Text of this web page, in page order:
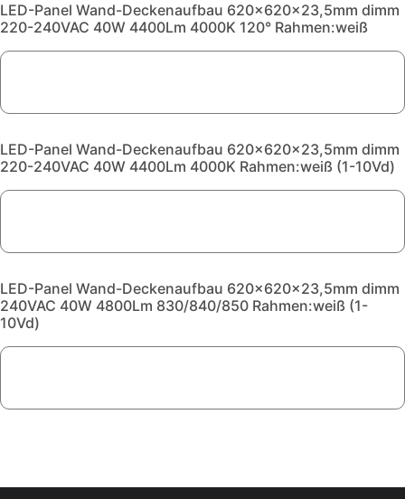
LED-Panel Wand-Deckenaufbau 620x620x23,5mm dimm
220-240VAC 40W 4400Lm 4000K 120° Rahmen:weiß
LED-Panel Wand-Deckenaufbau 620x620x23,5mm dimm
220-240VAC 40W 4400Lm 4000K Rahmen:weiß (1-10Vd)
LED-Panel Wand-Deckenaufbau 620x620x23,5mm dimm
240VAC 40W 4800Lm 830/840/850 Rahmen:weiß (1-
10Vd)